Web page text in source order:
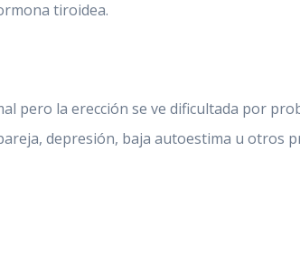
tiroidea.
pero la erección se ve dificultada por
depresión, baja autoestima u otros